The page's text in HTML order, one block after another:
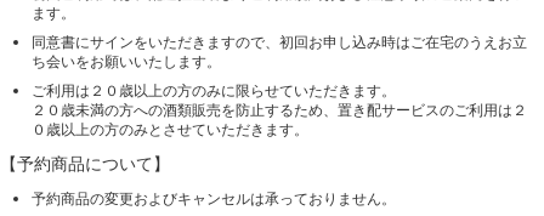
ます。
同意書にサインをいただきますので、初回お申し込み時はご在宅のうえお立
ち会いをお願いいたします。
ご利用は２０歳以上の方のみに限らせていただきます。
２０歳未満の方への酒類販売を防止するため、置き配サービスのご利用は２
０歳以上の方のみとさせていただきます。
【予約商品について】
予約商品の変更およびキャンセルは承っておりません。